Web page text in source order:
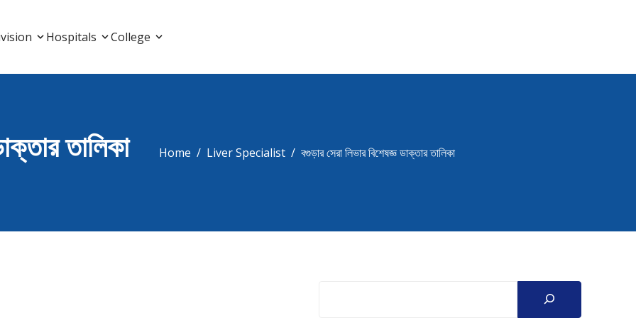
Doctor Listing
Hospitals College
তালিকা Home Liver Specialist বগুড়ার সেরা লিভার বিশেষজ্ঞ ডাক্তার তালিকা